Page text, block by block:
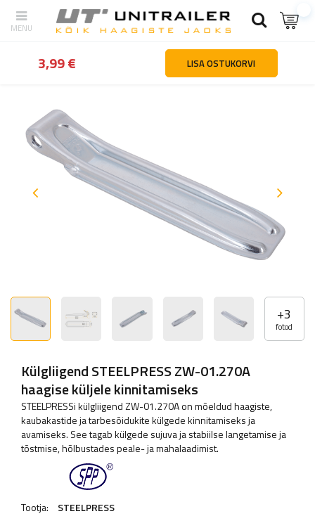
tagasi Kodu Haagiste osad ja tarvikud Haagiste kinnitused ja
+3
fotod
Külgliigend STEELPRESS ZW-01.270A
haagise küljele kinnitamiseks
STEELPRESSi külgliigend ZW-01.270A on mõeldud haagiste,
kaubakastide ja tarbesõidukite külgede kinnitamiseks ja
avamiseks. See tagab külgede sujuva ja stabiilse langetamise ja
tõstmise, hõlbustades peale- ja mahalaadimist.
Tootja: STEELPRESS
3,99 € LISA OSTUKORVI